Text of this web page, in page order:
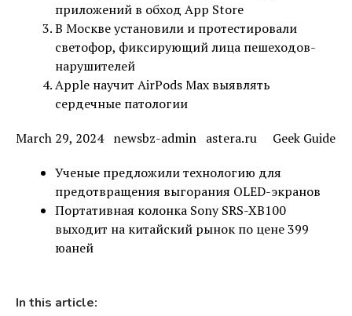
приложений в обход App Store
В Москве установили и протестировали
светофор, фиксирующий лица пешеходов-
нарушителей
Apple научит AirPods Max выявлять
сердечные патологии
March 29, 2024 newsbz-admin astera.ru Geek Guide
Ученые предложили технологию для
предотвращения выгорания OLED-экранов
Портативная колонка Sony SRS-XB100
выходит на китайский рынок по цене 399
юаней
In this article: